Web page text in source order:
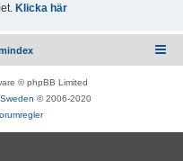
Klicka här
© phpBB Limited
© 2006-2020